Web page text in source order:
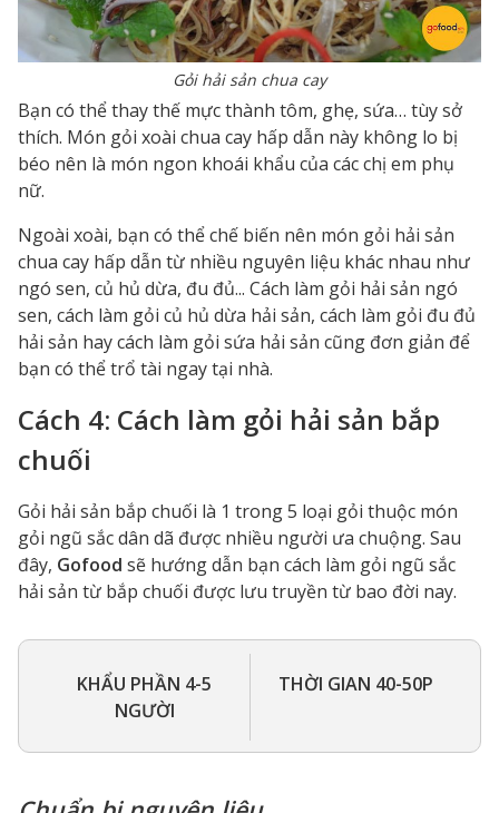
Gỏi hải sản chua cay
Bạn có thể thay thế mực thành tôm, ghẹ, sứa… tùy sở
thích. Món gỏi xoài chua cay hấp dẫn này không lo bị
béo nên là món ngon khoái khẩu của các chị em phụ
nữ.
Ngoài xoài, bạn có thể chế biến nên món gỏi hải sản
chua cay hấp dẫn từ nhiều nguyên liệu khác nhau như
ngó sen, củ hủ dừa, đu đủ... Cách làm gỏi hải sản ngó
sen, cách làm gỏi củ hủ dừa hải sản, cách làm gỏi đu đủ
hải sản hay cách làm gỏi sứa hải sản cũng đơn giản để
bạn có thể trổ tài ngay tại nhà.
Cách 4: Cách làm gỏi hải sản bắp
chuối
Gỏi hải sản bắp chuối là 1 trong 5 loại gỏi thuộc món
gỏi ngũ sắc dân dã được nhiều người ưa chuộng. Sau
đây, Gofood sẽ hướng dẫn bạn cách làm gỏi ngũ sắc
hải sản từ bắp chuối được lưu truyền từ bao đời nay.
KHẨU PHẦN 4-5
NGƯỜI
THỜI GIAN 40-50P